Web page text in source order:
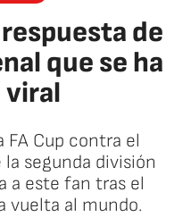
de
que se ha
viral
FA Cup contra el
segunda división
a este fan tras el
vuelta al mundo.